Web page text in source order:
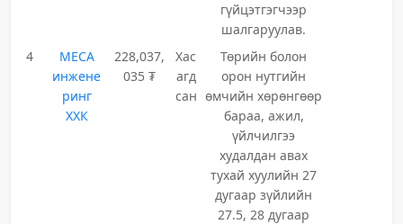
гүйцэтгэгчээр
шалгаруулав.
4
МЕСА
инжене
ринг
ХХК
228,037,
035 ₮
Хас
агд
сан
Төрийн болон
орон нутгийн
өмчийн хөрөнгөөр
бараа, ажил,
үйлчилгээ
худалдан авах
тухай хуулийн 27
дугаар зүйлийн
27.5, 28 дугаар